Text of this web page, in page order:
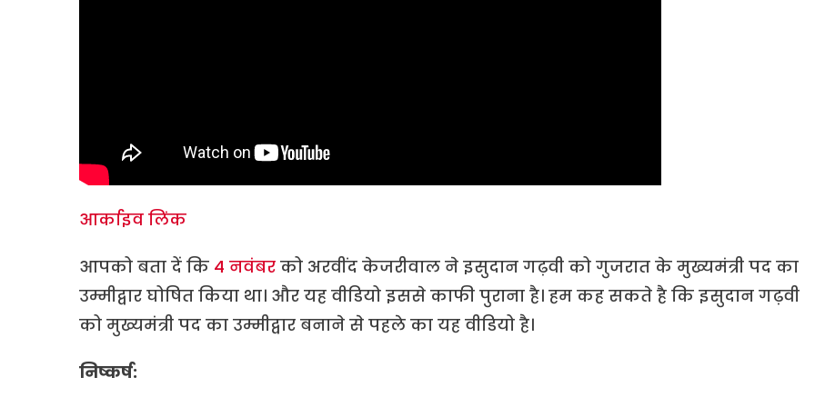
आर्काइव लिंक
आपको बता दें कि 4 नवंबर को अरवींद केजरीवाल ने इसुदान गढ़वी को गुजरात के मुख्यमंत्री पद का
उम्मीद्वार घोषित किया था। और यह वीडियो इससे काफी पुराना है। हम कह सकते है कि इसुदान गढ़वी
को मुख्यमंत्री पद का उम्मीद्वार बनाने से पहले का यह वीडियो है।
निष्कर्ष: